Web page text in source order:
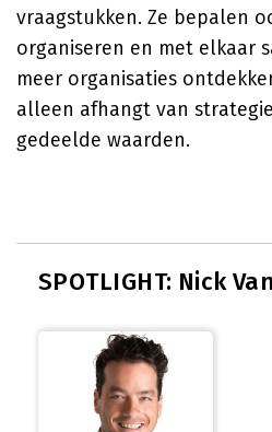
vraagstukken. Ze bepalen
organiseren en met elkaar
meer organisaties
alleen afhangt van
gedeelde waarden.
SPOTLIGHT: Nick